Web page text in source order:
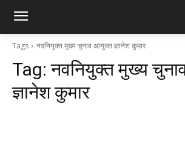
Tags नवनियुक्त मुख्य चुनाव आयुक्त ज्ञानेश कुमार
Tag:नवनियुक्त मुख्य
ज्ञानेश कुमार